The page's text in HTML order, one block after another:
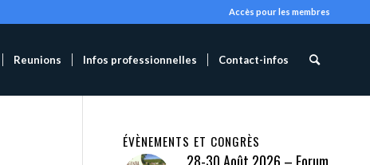
Accès pour les membres
Reunions Infos professionnelles Contact-infos
ÉVÈNEMENTS ET CONGRÈS